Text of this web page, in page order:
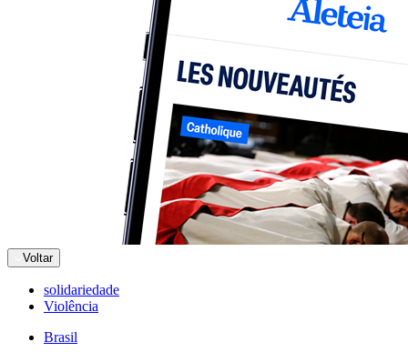
Voltar
solidariedade
Violência
Brasil